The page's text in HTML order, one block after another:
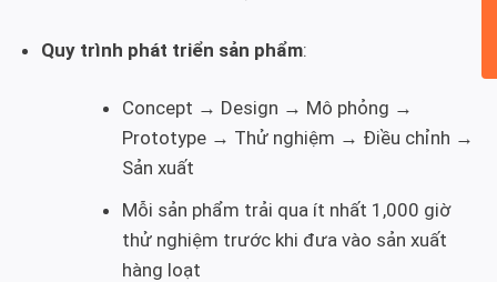
Quy trình phát triển sản phẩm:
Concept → Design → Mô phỏng →
Prototype → Thử nghiệm → Điều chỉnh →
Sản xuất
Mỗi sản phẩm trải qua ít nhất 1,000 giờ
thử nghiệm trước khi đưa vào sản xuất
hàng loạt